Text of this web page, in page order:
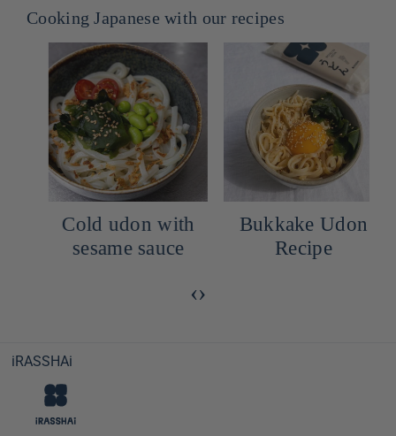
Cooking Japanese with our recipes
Cold udon with
sesame sauce
Bukkake Udon
Recipe
‹›
iRASSHAi